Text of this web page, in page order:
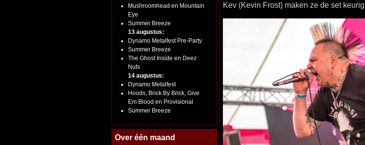
Mushroomhead en Mountain
Eye
Summer Breeze
13 augustus:
Dynamo Metalfest Pre-Party
Summer Breeze
The Ghost Inside en Deez
Nuts
14 augustus:
Dynamo Metalfest
Hoods, Brick By Brick, Give
Em Blood en Provisional
Summer Breeze
Over één maand
Kev (Kevin Frost) maken ze de set